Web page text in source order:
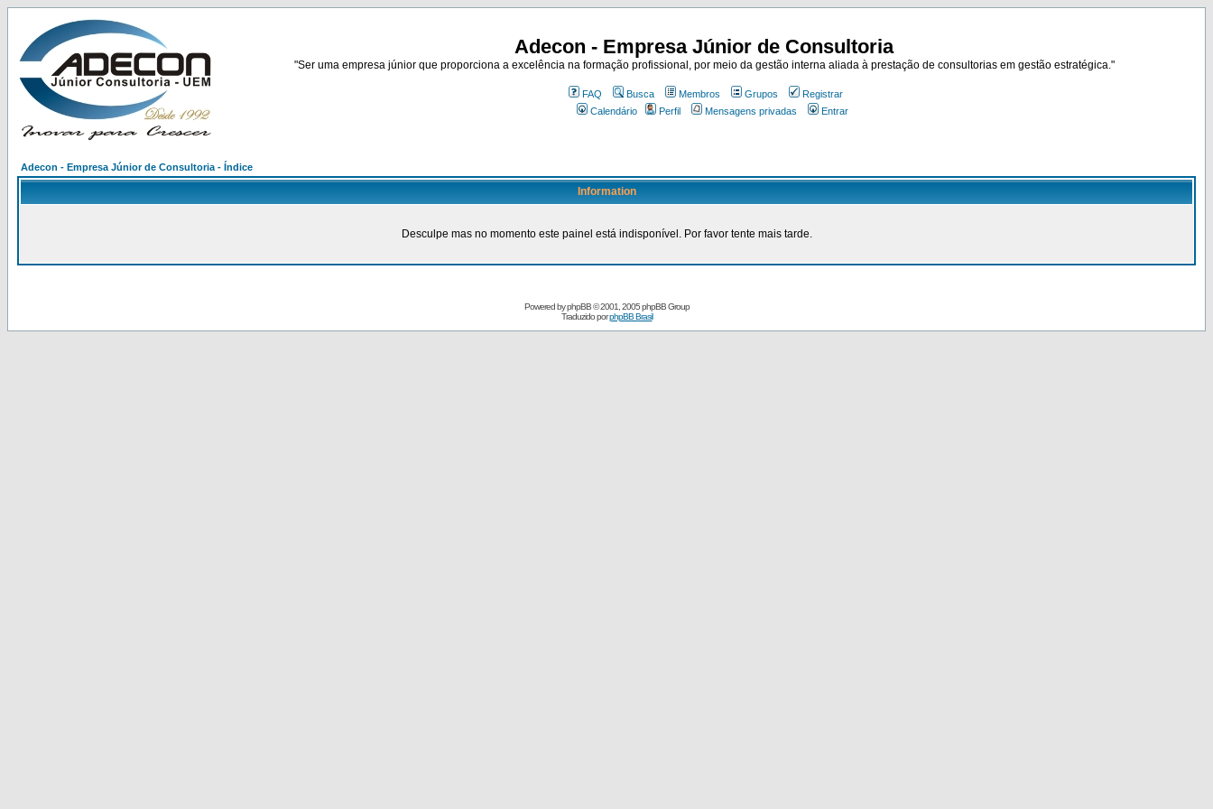
Adecon - Empresa Júnior de Consultoria
"Ser uma empresa júnior que proporciona a excelência na formação profissional, por meio da gestão interna aliada à prestação de consultorias em gestão estratégica."
FAQ Busca Membros Grupos
Registrar
Calendário
Perfil Mensagens privadas Entrar
Adecon - Empresa Júnior de Consultoria - Índice
Information
Desculpe mas no momento este painel está indisponível. Por favor tente mais tarde.
Powered byphpBB© 2001, 2005 phpBB Group
Traduzido porphpBB Brasil